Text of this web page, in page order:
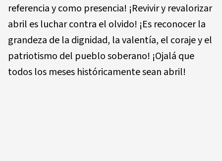
referencia y como presencia! ¡Revivir y revalorizar
abril es luchar contra el olvido! ¡Es reconocer la
grandeza de la dignidad, la valentía, el coraje y el
patriotismo del pueblo soberano! ¡Ojalá que
todos los meses históricamente sean abril!